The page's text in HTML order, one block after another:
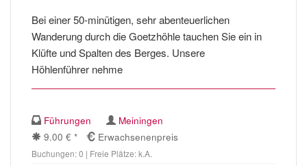
Bei einer 50-minütigen, sehr abenteuerlichen
Wanderung durch die Goetzhöhle tauchen Sie ein in
Klüfte und Spalten des Berges. Unsere
Höhlenführer nehme
Führungen
Meiningen
9.00 € *
Erwachsenenpreis
Buchungen: 0 | Freie Plätze: k.A.